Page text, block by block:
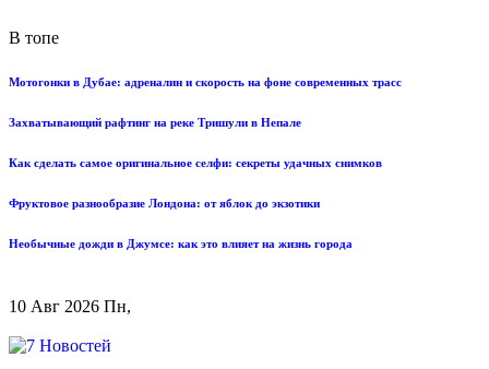
В топе
Мотогонки в Дубае: адреналин и скорость на фоне современных трасс
Захватывающий рафтинг на реке Тришули в Непале
Как сделать самое оригинальное селфи: секреты удачных снимков
Фруктовое разнообразие Лондона: от яблок до экзотики
Необычные дожди в Джумсе: как это влияет на жизнь города
10 Авг 2026 Пн,